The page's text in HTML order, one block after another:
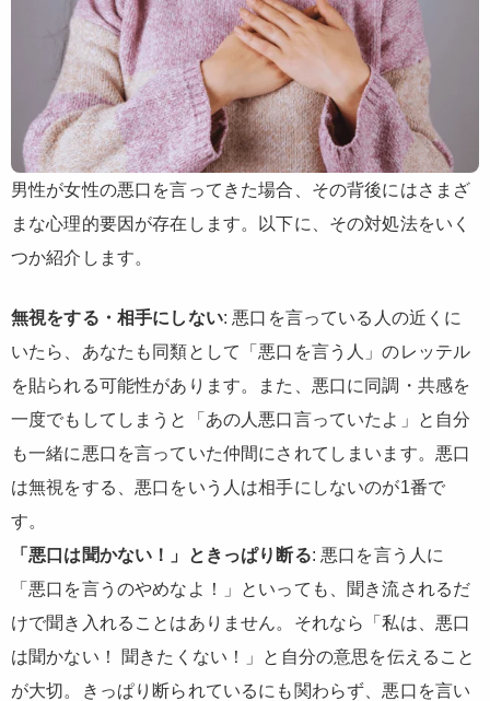
男性が女性の悪口を言ってきた場合、その背後にはさまざ
まな心理的要因が存在します。以下に、その対処法をいく
つか紹介します。
無視をする・相手にしない: 悪口を言っている人の近くに
いたら、あなたも同類として「悪口を言う人」のレッテル
を貼られる可能性があります。また、悪口に同調・共感を
一度でもしてしまうと「あの人悪口言っていたよ」と自分
も一緒に悪口を言っていた仲間にされてしまいます。悪口
は無視をする、悪口をいう人は相手にしないのが1番で
す。
「悪口は聞かない！」ときっぱり断る: 悪口を言う人に
「悪口を言うのやめなよ！」といっても、聞き流されるだ
けで聞き入れることはありません。それなら「私は、悪口
は聞かない！ 聞きたくない！」と自分の意思を伝えること
が大切。きっぱり断られているにも関わらず、悪口を言い